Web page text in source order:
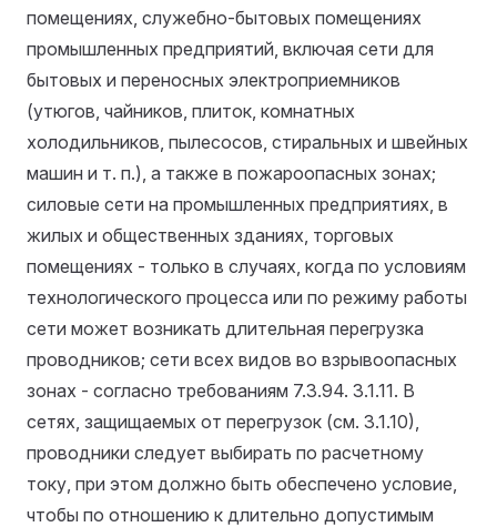
помещениях, служебно-бытовых помещениях
промышленных предприятий, включая сети для
бытовых и переносных электроприемников
(утюгов, чайников, плиток, комнатных
холодильников, пылесосов, стиральных и швейных
машин и т. п.), а также в пожароопасных зонах;
силовые сети на промышленных предприятиях, в
жилых и общественных зданиях, торговых
помещениях - только в случаях, когда по условиям
технологического процесса или по режиму работы
сети может возникать длительная перегрузка
проводников; сети всех видов во взрывоопасных
зонах - согласно требованиям 7.3.94. 3.1.11. В
сетях, защищаемых от перегрузок (см. 3.1.10),
проводники следует выбирать по расчетному
току, при этом должно быть обеспечено условие,
чтобы по отношению к длительно допустимым